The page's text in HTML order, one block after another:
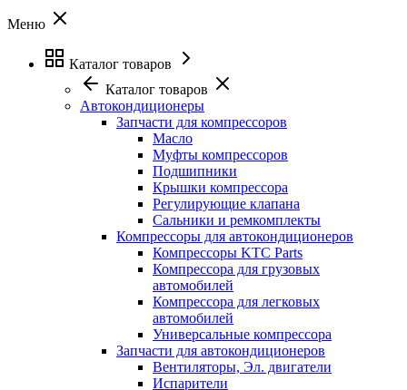
Меню
Каталог товаров
Каталог товаров
Автокондиционеры
Запчасти для компрессоров
Масло
Муфты компрессоров
Подшипники
Крышки компрессора
Регулирующие клапана
Сальники и ремкомплекты
Компрессоры для автокондиционеров
Компрессоры KTC Parts
Компрессора для грузовых
автомобилей
Компрессора для легковых
автомобилей
Универсальные компрессора
Запчасти для автокондиционеров
Вентиляторы, Эл. двигатели
Испарители